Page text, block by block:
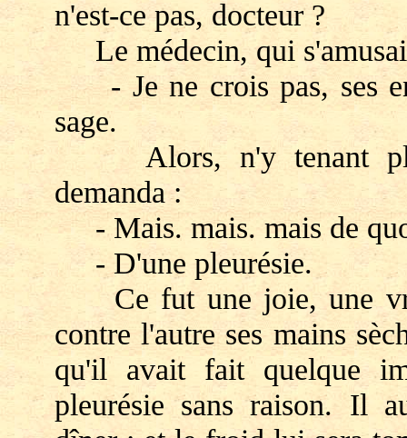
n'est-ce pas, docteur ?
Le médecin, qui
- Je ne crois pas, ses
sage.
Alors, n'y tenant
demanda :
- Mais. mais. mais de
- D'une pleurésie.
Ce fut une joie, une
contre l'autre ses mains
qu'il avait fait quelque
pleurésie sans raison. Il